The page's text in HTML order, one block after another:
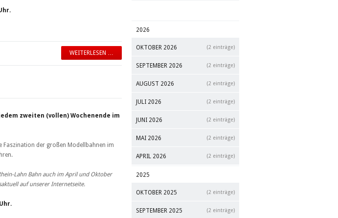
WEITERLESEN …
zweiten (vollen) Wochenende im
Faszination der großen Modellbahnen im
Lahn Bahn auch im April und Oktober
auf unserer Internetseite.
2026
OKTOBER 2026 (2 einträge)
SEPTEMBER 2026 (2 einträge)
AUGUST 2026 (2 einträge)
JULI 2026 (2 einträge)
JUNI 2026 (2 einträge)
MAI 2026 (2 einträge)
APRIL 2026 (2 einträge)
2025
OKTOBER 2025 (2 einträge)
SEPTEMBER 2025 (2 einträge)